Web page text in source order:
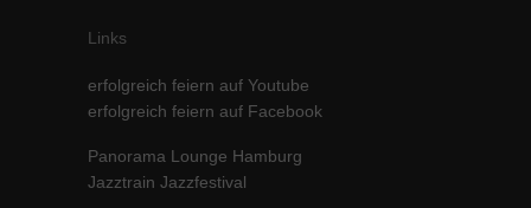
Links
erfolgreich feiern auf Youtube
erfolgreich feiern auf Facebook
Panorama Lounge Hamburg
Jazztrain Jazzfestival